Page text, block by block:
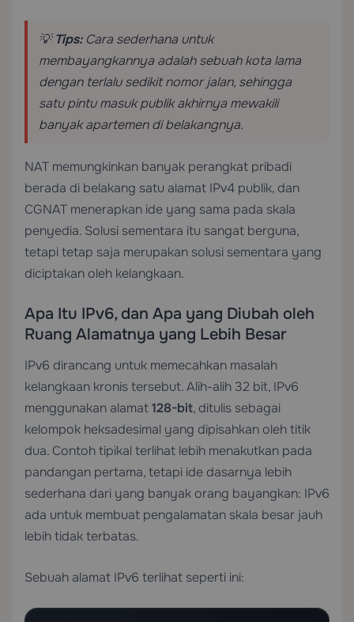
💡Tips:Cara sederhana untuk
membayangkannya adalah sebuah kota lama
dengan terlalu sedikit nomor jalan, sehingga
satu pintu masuk publik akhirnya mewakili
banyak apartemen di belakangnya.
NAT memungkinkan banyak perangkat pribadi
berada di belakang satu alamat IPv4 publik, dan
CGNAT menerapkan ide yang sama pada skala
penyedia. Solusi sementara itu sangat berguna,
tetapi tetap saja merupakan solusi sementara yang
diciptakan oleh kelangkaan.
Apa Itu IPv6, dan Apa yang Diubah oleh
Ruang Alamatnya yang Lebih Besar
IPv6 dirancang untuk memecahkan masalah
kelangkaan kronis tersebut. Alih-alih 32 bit, IPv6
menggunakan alamat128-bit, ditulis sebagai
kelompok heksadesimal yang dipisahkan oleh titik
dua. Contoh tipikal terlihat lebih menakutkan pada
pandangan pertama, tetapi ide dasarnya lebih
sederhana dari yang banyak orang bayangkan: IPv6
ada untuk membuat pengalamatan skala besar jauh
lebih tidak terbatas.
Sebuah alamat IPv6 terlihat seperti ini: